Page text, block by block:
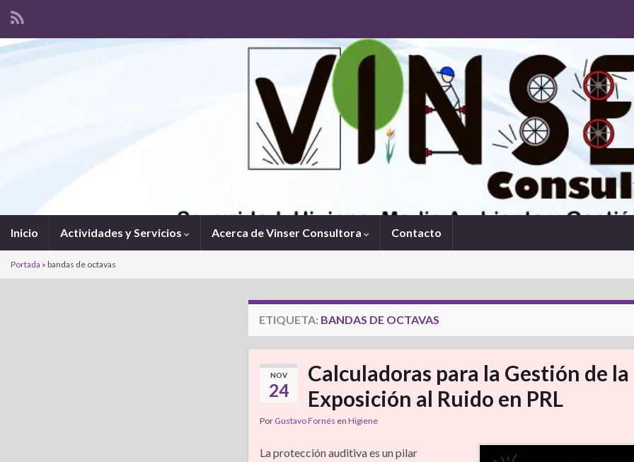
Inicio Actividades y Servicios Acerca de Vinser Consultora Contacto
Portada » bandas de octavas
ETIQUETA: BANDAS DE OCTAVAS
NOV
24
Calculadoras para la Gestión de la
Exposición al Ruido en PRL
Por Gustavo Fornés en Higiene
La protección auditiva es un pilar